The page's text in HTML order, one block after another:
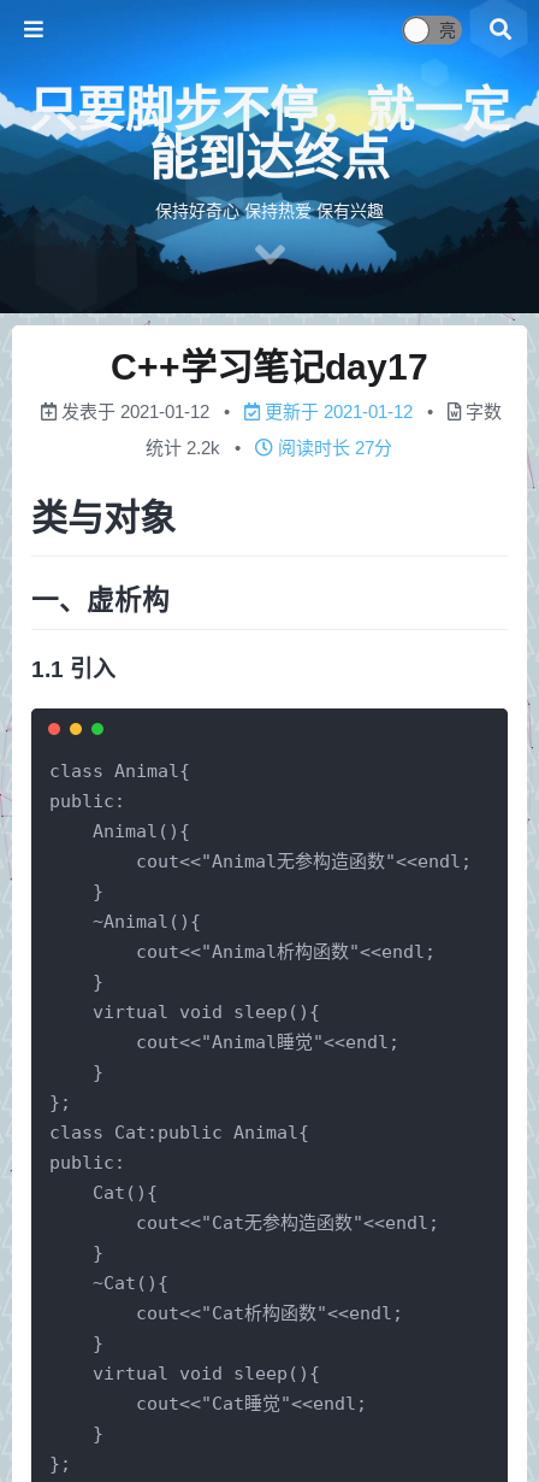
只要脚步不停，就一定
能到达终点
保持好奇心 保持热爱 保有兴趣
C++学习笔记day17
发表于 2021-01-12 更新于 2021-01-12
字数
统计 2.2k 阅读时长 27分
类与对象
一、虚析构
1.1 引入
class Animal{
public:
    Animal(){
        cout<<"Animal无参构造函数"<<endl;
    }
    ~Animal(){
        cout<<"Animal析构函数"<<endl;
    }
    virtual void sleep(){
        cout<<"Animal睡觉"<<endl;
    }
};
class Cat:public Animal{
public:
    Cat(){
        cout<<"Cat无参构造函数"<<endl;
    }
    ~Cat(){
        cout<<"Cat析构函数"<<endl;
    }
    virtual void sleep(){
        cout<<"Cat睡觉"<<endl;
    }
};